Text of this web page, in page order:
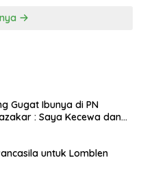
Gugat Ibunya di PN
: Saya Kecewa dan
untuk Lomblen